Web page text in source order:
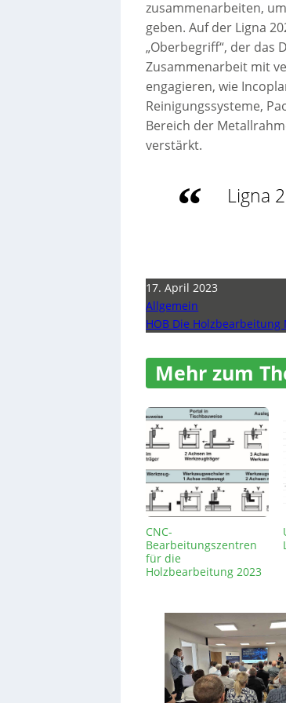
zusammenarbeiten,
geben. Auf der Ligna
„Oberbegriff“, der das
Zusammenarbeit mit
engagieren, wie
Reinigungssysteme,
Bereich der
verstärkt.
Ligna
17. April 2023
Allgemein
HOB Die Holzbearbeitung
Mehr zum
CNC-
Bearbeitungszentren
für die
Holzbearbeitung 2023